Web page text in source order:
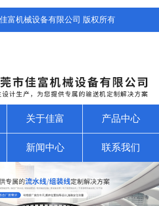
富机械设备有限公司 版权所有
关于佳富 产品中心
新闻中心 联系我们